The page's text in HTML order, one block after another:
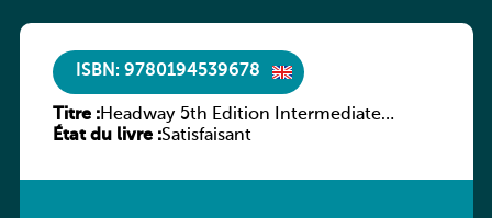
ISBN: 9780194539678
Titre :Headway 5th Edition Intermediate
Workbook without key
État du livre :Satisfaisant